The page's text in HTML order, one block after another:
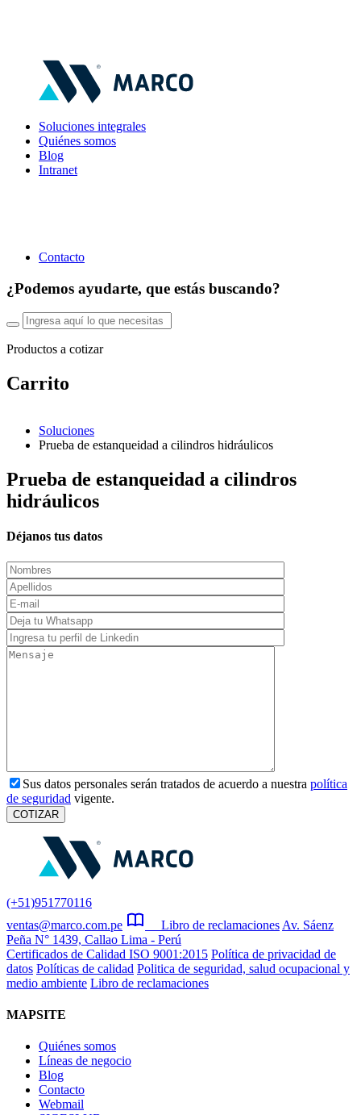
Soluciones integrales
Quiénes somos
Blog
Intranet
Contacto
¿Podemos ayudarte, que estás buscando?
Productos a cotizar
Carrito
Soluciones
Prueba de estanqueidad a cilindros hidráulicos
Prueba de estanqueidad a cilindros
hidráulicos
Déjanos tus datos
Sus datos personales serán tratados de acuerdo a nuestra política
de seguridad vigente.
(+51)951770116
ventas@marco.com.pe
Libro de reclamaciones Av. Sáenz
Peña N° 1439, Callao Lima - Perú
Certificados de Calidad ISO 9001:2015 Política de privacidad de
datos Políticas de calidad Politica de seguridad, salud ocupacional y
medio ambiente Libro de reclamaciones
MAPSITE
Quiénes somos
Líneas de negocio
Blog
Contacto
Webmail